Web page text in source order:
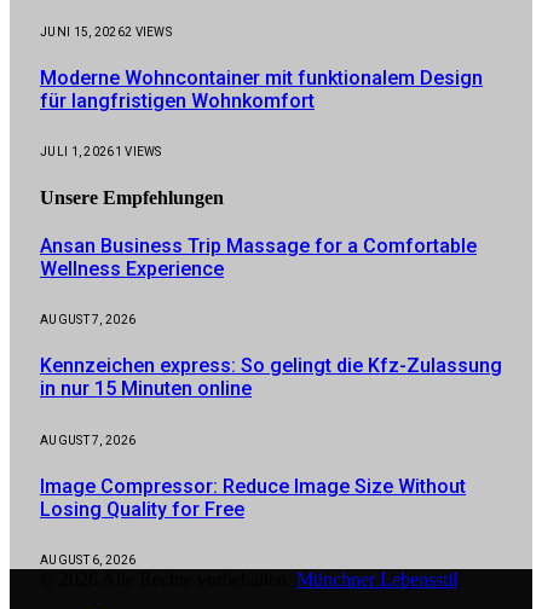
JUNI 15, 20262 VIEWS
Moderne Wohncontainer mit funktionalem Design
für langfristigen Wohnkomfort
JULI 1, 20261VIEWS
Unsere Empfehlungen
Ansan Business Trip Massage for a Comfortable
Wellness Experience
AUGUST 7, 2026
Kennzeichen express: So gelingt die Kfz-Zulassung
in nur 15 Minuten online
AUGUST 7, 2026
Image Compressor: Reduce Image Size Without
Losing Quality for Free
AUGUST 6, 2026
Münchner Lebensstil